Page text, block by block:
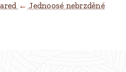
← Jednoosé nebrzděné